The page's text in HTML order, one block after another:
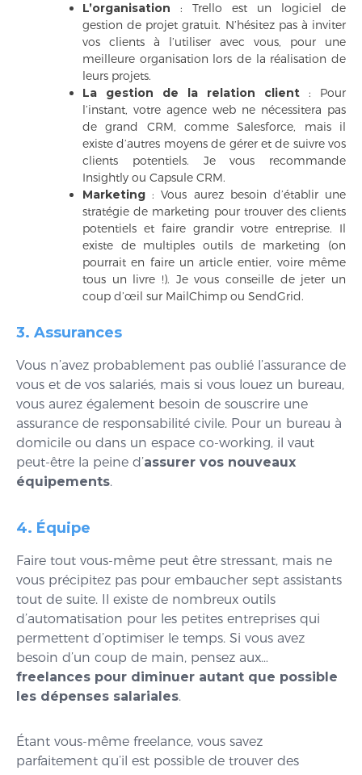
L’organisation : Trello est un logiciel de
gestion de projet gratuit. N’hésitez pas à inviter
vos clients à l’utiliser avec vous, pour une
meilleure organisation lors de la réalisation de
leurs projets.
La gestion de la relation client : Pour
l’instant, votre agence web ne nécessitera pas
de grand CRM, comme Salesforce, mais il
existe d’autres moyens de gérer et de suivre vos
clients potentiels. Je vous recommande
Insightly ou Capsule CRM.
Marketing : Vous aurez besoin d’établir une
stratégie de marketing pour trouver des clients
potentiels et faire grandir votre entreprise. Il
existe de multiples outils de marketing (on
pourrait en faire un article entier, voire même
tous un livre !). Je vous conseille de jeter un
coup d’œil sur MailChimp ou SendGrid.
3. Assurances
Vous n’avez probablement pas oublié l’assurance de
vous et de vos salariés, mais si vous louez un bureau,
vous aurez également besoin de souscrire une
assurance de responsabilité civile. Pour un bureau à
domicile ou dans un espace co-working, il vaut
peut-être la peine d’assurer vos nouveaux
équipements.
4. Équipe
Faire tout vous-même peut être stressant, mais ne
vous précipitez pas pour embaucher sept assistants
tout de suite. Il existe de nombreux outils
d’automatisation pour les petites entreprises qui
permettent d’optimiser le temps. Si vous avez
besoin d’un coup de main, pensez aux…
freelances pour diminuer autant que possible
les dépenses salariales.
Étant vous-même freelance, vous savez
parfaitement qu’il est possible de trouver des